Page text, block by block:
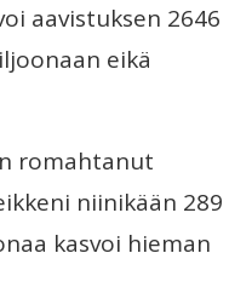
aavistuksen 2646
eikä
romahtanut
niinikään 289
kasvoi hieman